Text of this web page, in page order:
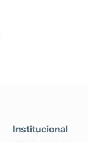
Institucional